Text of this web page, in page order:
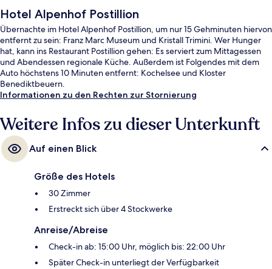
Hotel Alpenhof Postillion
Übernachte im Hotel Alpenhof Postillion, um nur 15 Gehminuten hiervon
entfernt zu sein: Franz Marc Museum und Kristall Trimini. Wer Hunger
hat, kann ins Restaurant Postillion gehen: Es serviert zum Mittagessen
und Abendessen regionale Küche. Außerdem ist Folgendes mit dem
Auto höchstens 10 Minuten entfernt: Kochelsee und Kloster
Benediktbeuern.
Informationen zu den Rechten zur Stornierung
Weitere Infos zu dieser Unterkunft
Auf einen Blick
Größe des Hotels
30 Zimmer
Erstreckt sich über 4 Stockwerke
Anreise/Abreise
Check-in ab: 15:00 Uhr, möglich bis: 22:00 Uhr
Später Check-in unterliegt der Verfügbarkeit